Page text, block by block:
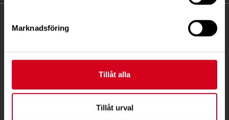
Marknadsföring
Tillåt alla
Tillåt urval
Fatbursgatan 19, 118 28 STOCKHOLM
08 - 720 29 40
Samma som besöksadress